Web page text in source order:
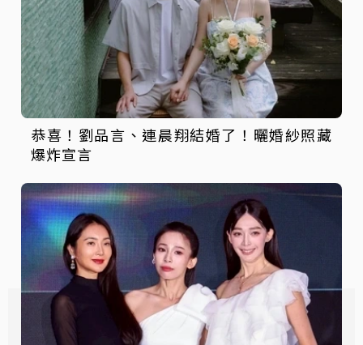
恭喜！劉品言、連晨翔結婚了！曬婚紗照藏
爆炸宣言